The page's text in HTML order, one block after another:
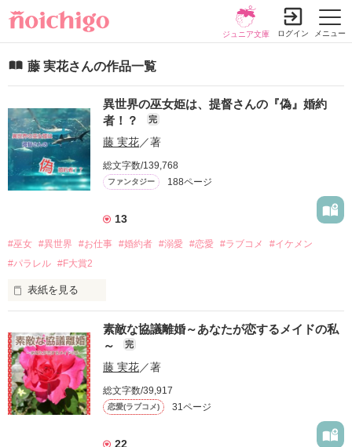
メニュー
ジュニア文庫 ログイン
藤 実花さんの作品一覧
異世界の巫女姫は、提督さんの『偽』婚約
者！？
完
藤 実花／著
総文字数/139,768
ファンタジー 188ページ
13
#巫女 #異世界 #お仕事 #婚約者 #溺愛 #恋愛 #ラブコメ
#イケメン
#パラレル #F大賞2
表紙を見る
ただ自由が欲しかった。
そう願ったら…………え？終末に飛ばされた！？
ーー古い因習の残る海神島（わだつみのしま）。
その島には巫女がいる。
海神の巫女姫と呼ばれる17歳の高校生、桜庭セリは恒例神事の
素敵な協議離婚～あなたが恋するメイドの私
～
完
藤 実花／著
総文字数/39,917
恋愛(ラブコメ) 31ページ
22